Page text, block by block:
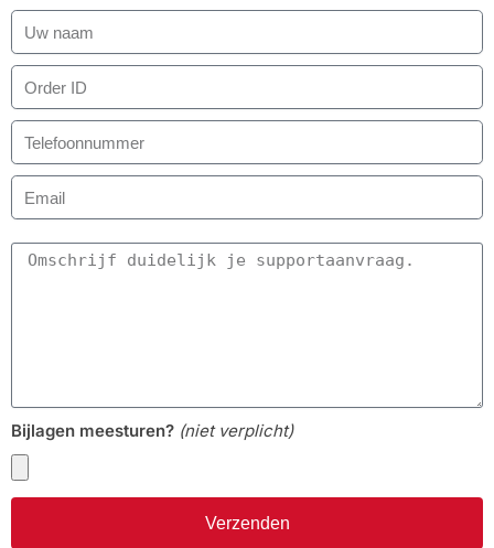
Bijlagen meesturen? (niet verplicht)
Verzenden